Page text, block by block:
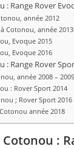
: Range Rover
année 2012
Cotonou, année
Evoque 2015
Evoque 2016
: Range Rover
année 2008 – 2009
: Rover Sport 2014
; Rover Sport 2016
année 2018
: